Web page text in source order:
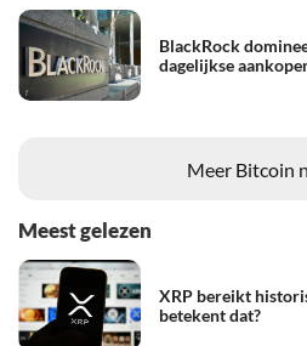
BlackRock
dagelijkse
Meer Bitcoin
Meest gelezen
XRP bereikt
betekent dat?